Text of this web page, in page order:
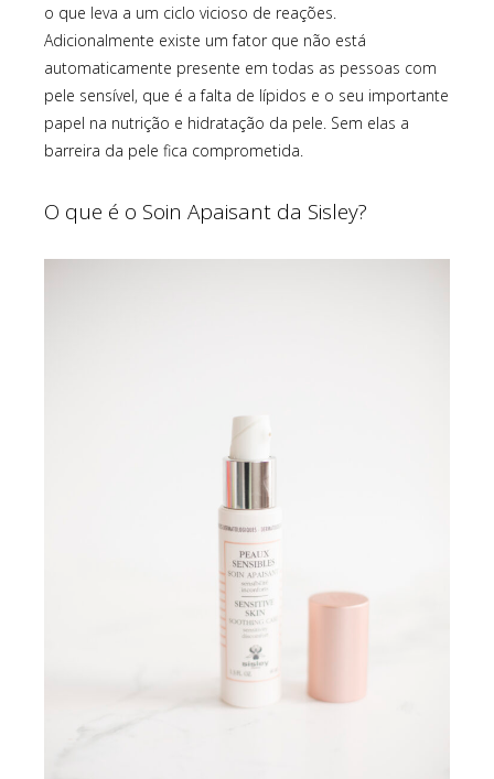
o que leva a um ciclo vicioso de reações.
Adicionalmente existe um fator que não está
automaticamente presente em todas as pessoas com
pele sensível, que é a falta de lípidos e o seu importante
papel na nutrição e hidratação da pele. Sem elas a
barreira da pele fica comprometida.
O que é o Soin Apaisant da Sisley?